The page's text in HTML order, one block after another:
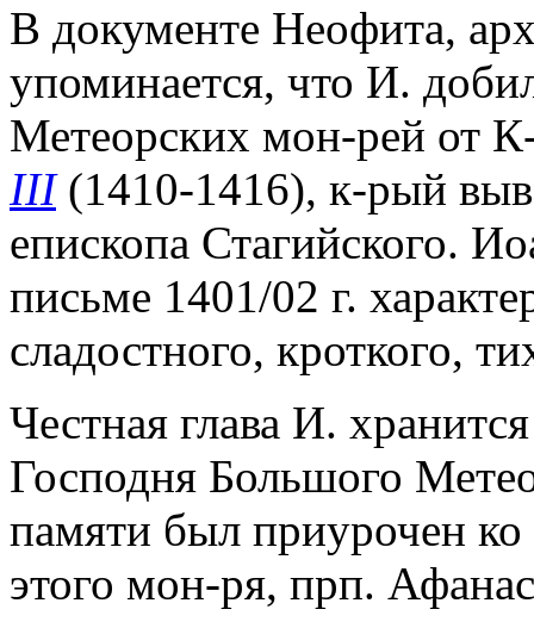
В документе Неофита,
упоминается, что И.
Метеорских мон-рей от
III(1410-1416), к-рый
епископа Стагийского.
письме 1401/02 г.
сладостного, кроткого,
Честная глава И.
Господня Большого
памяти был приурочен
этого мон-ря, прп.